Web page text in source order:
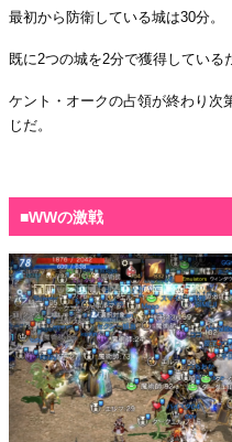
最初から防衛している城は30分。
既に2つの城を2分で獲得している
ケント・オークの占領が終わり次
じだ。
■WWの激戦